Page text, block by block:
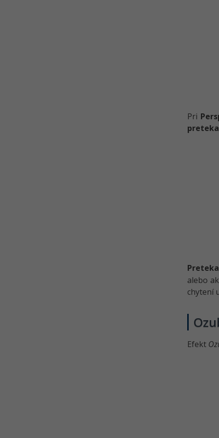
Pri
alebo
chytení
Efekt